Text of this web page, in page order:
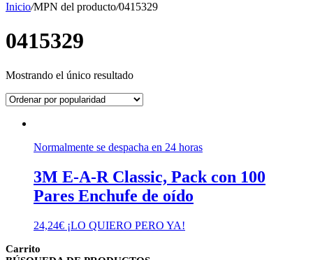
Inicio/MPN del producto/0415329
0415329
Mostrando el único resultado
Normalmente se despacha en 24 horas
3M E-A-R Classic, Pack con 100
Pares Enchufe de oído
24,24€ ¡LO QUIERO PERO YA!
Carrito